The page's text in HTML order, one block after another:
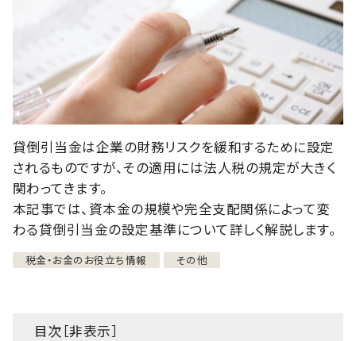
貸倒引当金は企業の財務リスクを緩和するために設定
されるものですが、その適用には法人税の規定が大きく
関わってきます。
本記事では、資本金の規模や完全支配関係によって変
わる貸倒引当金の設定基準について詳しく解説します。
税金・お金のお役立ち情報 その他
目次［非表示］